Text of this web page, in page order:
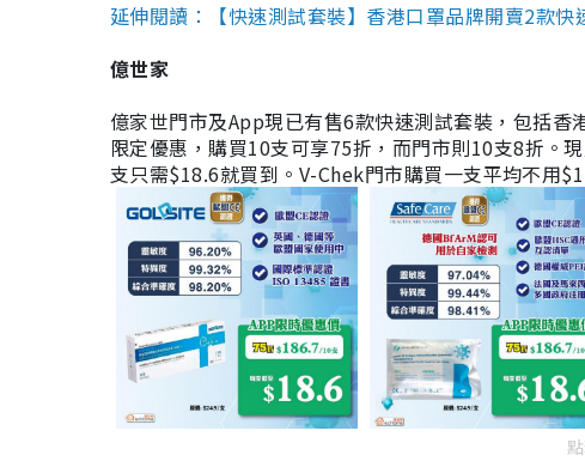
延伸閱讀：【快速測試套裝】香港口罩品牌開賣2款
億世家
億家世門市及App現已有售6款快速測試套裝，包括
限定優惠，購買10支可享75折，而門市則10支8折
支只需$18.6就買到。V-Chek門市購買一支平均不用